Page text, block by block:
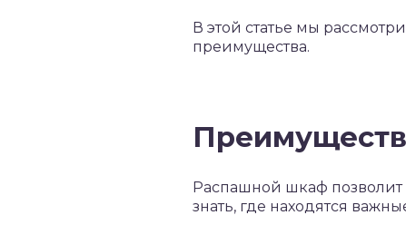
В этой статье мы
преимущества.
Распашной шкаф позволит
знать, где находятся